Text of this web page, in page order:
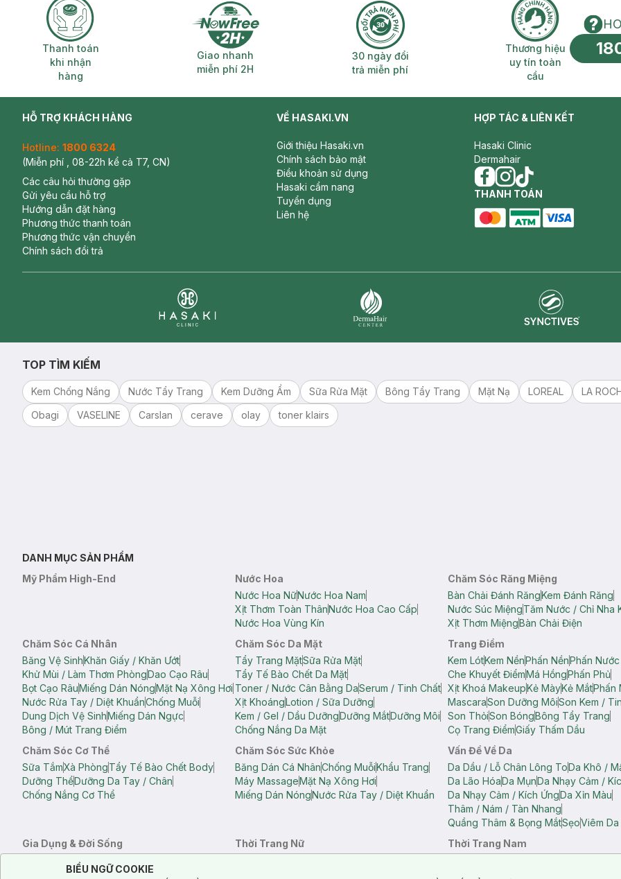
Thanh toán khi nhận hàng
Thanh toán
khi nhận
hàng
Giao nhanh miễn phí 2H
Giao nhanh
miễn phí 2H
30 ngày đổi trả miễn phí
30 ngày đổi
trả miễn phí
Thương hiệu
Thương hiệu
uy tín toàn
cầu
HỖ TRỢ KHÁCH HÀNG
Hotline: 1800 6324
(Miễn phí , 08-22h kể cả T7, CN)
Các câu hỏi thường gặp
Gửi yêu cầu hỗ trợ
Hướng dẫn đặt hàng
Phương thức thanh toán
Phương thức vận chuyển
Chính sách đổi trả
VỀ HASAKI.VN
Giới thiệu Hasaki.vn
Chính sách bảo mật
Điều khoản sử dụng
Hasaki cẩm nang
Tuyển dụng
Liên hệ
HỢP TÁC & LIÊN KẾT
Hasaki Clinic
Dermahair
facebook
instagram
tiktok
THANH TOÁN
TOP TÌM KIẾM
Kem Chống Nắng Nước Tẩy Trang Kem Dưỡng Ẩm Sữa Rửa Mặt Bông Tẩy Trang Mặt Nạ LOREAL
LA
Obagi
VASELINE Carslan cerave olay toner klairs
DANH MỤC SẢN PHẨM
Mỹ Phẩm High-End
Nước Hoa
Nước Hoa NữNước Hoa Nam
Xịt Thơm Toàn ThânNước Hoa Cao Cấp
Nước Hoa Vùng Kín
Chăm Sóc Răng Miệng
Bàn Chải Đánh RăngKem Đánh Răng
Nước Súc MiệngTăm Nước / Chỉ Nha
Xịt Thơm MiệngBàn Chải Điện
Chăm Sóc Cá Nhân
Băng Vệ SinhKhăn Giấy / Khăn Ướt
Khử Mùi / Làm Thơm PhòngDao Cạo Râu
Bọt Cạo RâuMiếng Dán NóngMặt Nạ Xông Hơi
Nước Rửa Tay / Diệt KhuẩnChống Muỗi
Dung Dịch Vệ SinhMiếng Dán Ngực
Bông / Mút Trang Điểm
Chăm Sóc Da Mặt
Tẩy Trang MặtSữa Rửa Mặt
Tẩy Tế Bào Chết Da Mặt
Toner / Nước Cân Bằng DaSerum / Tinh Chất
Xịt KhoángLotion / Sữa Dưỡng
Kem / Gel / Dầu DưỡngDưỡng MắtDưỡng Môi
Chống Nắng Da Mặt
Trang Điểm
Kem LótKem NềnPhấn NềnPhấn
Che Khuyết ĐiểmMá HồngPhấn Phủ
Xịt Khoá MakeupKẻ MàyKẻ MắtPhấn
MascaraSon Dưỡng MôiSon Kem /
Son ThỏiSon BóngBông Tẩy Trang
Cọ Trang ĐiểmGiấy Thấm Dầu
Chăm Sóc Cơ Thể
Sữa TắmXà PhòngTẩy Tế Bào Chết Body
Dưỡng ThểDưỡng Da Tay / Chân
Chống Nắng Cơ Thể
Chăm Sóc Sức Khỏe
Băng Dán Cá NhânChống MuỗiKhẩu Trang
Máy MassageMặt Nạ Xông Hơi
Miếng Dán NóngNước Rửa Tay / Diệt Khuẩn
Vấn Đề Về Da
Da Dầu / Lỗ Chân Lông ToDa Khô /
Da Lão HóaDa MụnDa Nhạy Cảm /
Da Nhạy Cảm / Kích ỨngDa Xỉn Màu
Thâm / Nám / Tàn Nhang
Quầng Thâm & Bọng MắtSẹoViêm
Gia Dụng & Đời Sống
Bông Tắm / Phụ Kiện Tắm
Phụ Kiện Điện Thoại Quạt Cầm Tay / Quạt Mini
Thời Trang Nữ
Thời Trang Nam
Cookie Consent
Notice about cookies usage
BIỂU NGỮ COOKIE